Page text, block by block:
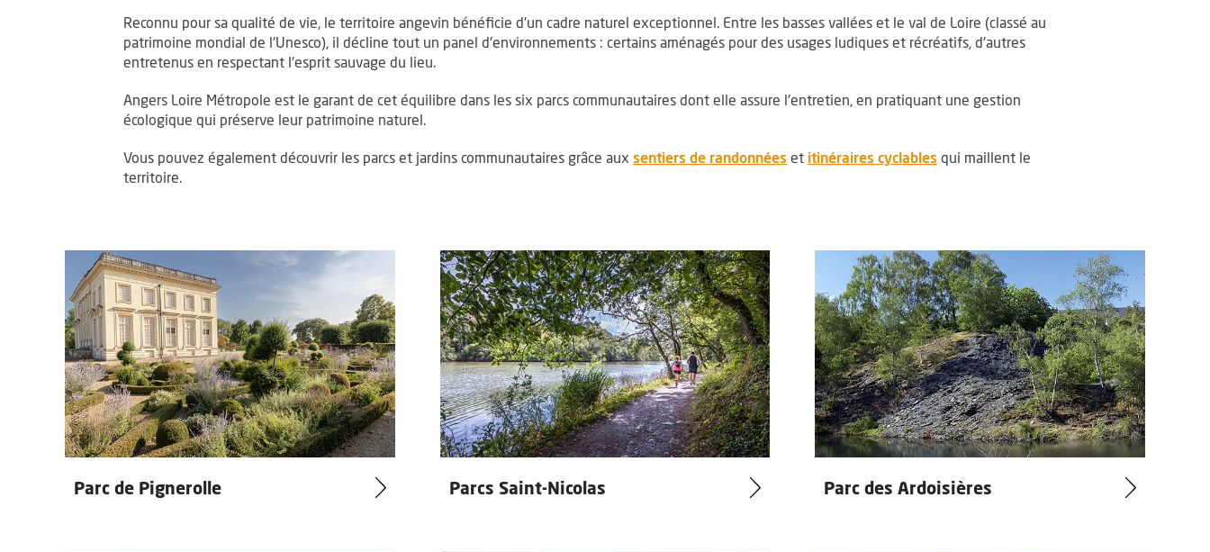
Reconnu pour sa qualité de vie, le territoire angevin bénéficie d'un cadre naturel exceptionnel. Entre les basses vallées et le val de Loire (classé au
patrimoine mondial de l'Unesco), il décline tout un panel d'environnements : certains aménagés pour des usages ludiques et récréatifs, d'autres
entretenus en respectant l'esprit sauvage du lieu.
Angers Loire Métropole est le garant de cet équilibre dans les six parcs communautaires dont elle assure l'entretien, en pratiquant une gestion
écologique qui préserve leur patrimoine naturel.
Vous pouvez également découvrir les parcs et jardins communautaires grâce aux sentiers de randonnées , Ouvre une nouvelle fenêtre
et itinéraires cyclables , Ouvre une nouvelle fenêtre
qui maillent le
territoire.
Parc de Pignerolle Parcs Saint-Nicolas Parc des Ardoisières